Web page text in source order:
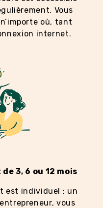
Vous
où, tant
internet.
3, 6 ou 12 mois
est individuel : un
vous